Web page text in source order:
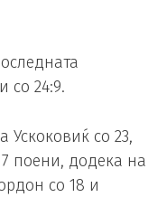
со 24:9.
Ускоковиќ со 23,
поени, додека на
со 18 и